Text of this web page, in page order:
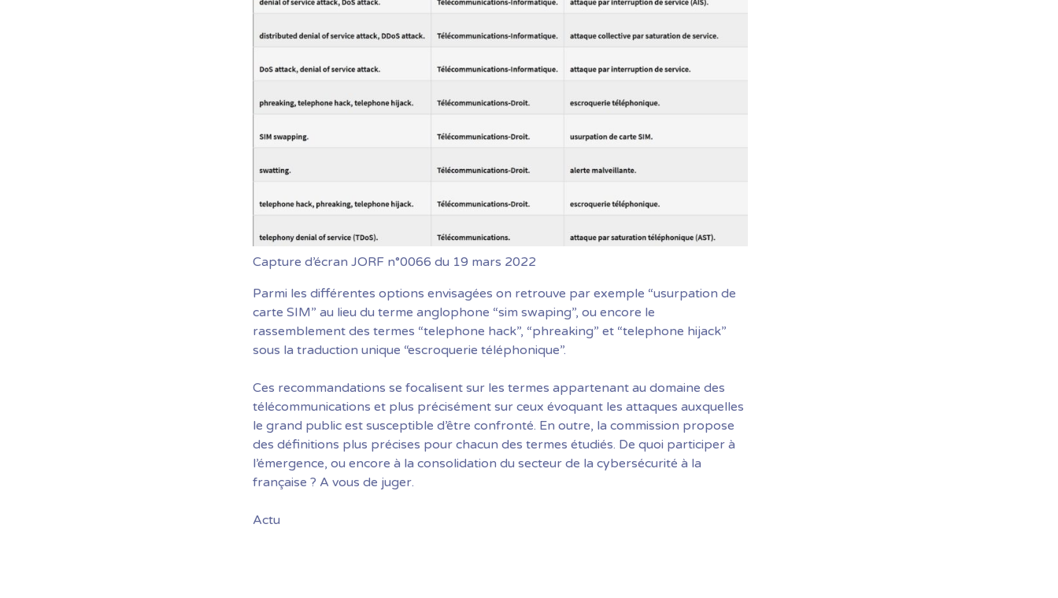
Capture d’écran JORF n°0066 du 19 mars 2022
Parmi les différentes options envisagées on retrouve par exemple “usurpation de
carte SIM” au lieu du terme anglophone “sim swaping”, ou encore le
rassemblement des termes “telephone hack”, “phreaking” et “telephone hijack”
sous la traduction unique “escroquerie téléphonique”.
Ces recommandations se focalisent sur les termes appartenant au domaine des
télécommunications et plus précisément sur ceux évoquant les attaques auxquelles
le grand public est susceptible d’être confronté. En outre, la commission propose
des définitions plus précises pour chacun des termes étudiés. De quoi participer à
l’émergence, ou encore à la consolidation du secteur de la cybersécurité à la
française ? A vous de juger.
Actu